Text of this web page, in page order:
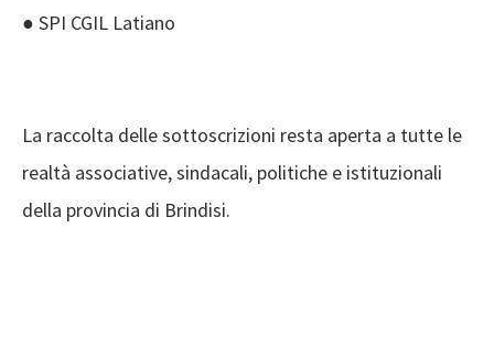
● SPI CGIL Latiano
La raccolta delle sottoscrizioni resta aperta a tutte le
realtà associative, sindacali, politiche e istituzionali
della provincia di Brindisi.